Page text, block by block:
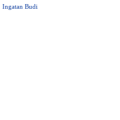
Ingatan Budi